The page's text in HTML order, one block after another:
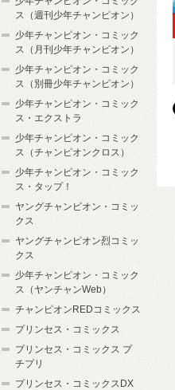
ス（週刊少年チャンピオン）
少年チャンピオン・コミック
ス（月刊少年チャンピオン）
少年チャンピオン・コミック
ス（別冊少年チャンピオン）
少年チャンピオン・コミック
ス・エクストラ
少年チャンピオン・コミック
ス（チャンピオンクロス）
少年チャンピオン・コミック
ス・タップ！
ヤングチャンピオン・コミッ
クス
ヤングチャンピオン烈コミッ
クス
少年チャンピオン・コミック
ス（ヤンチャンWeb）
チャンピオンREDコミックス
プリンセス・コミックス
プリンセス・コミックス プ
チプリ
プリンセス・コミックスDX